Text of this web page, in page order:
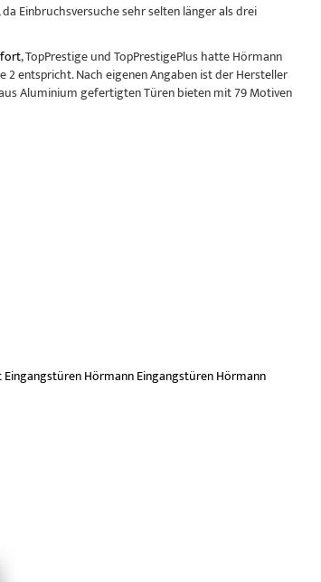
Einbruchsversuche sehr selten länger als drei
, TopPrestige und TopPrestigePlus hatte Hörmann
entspricht. Nach eigenen Angaben ist der Hersteller
Aluminium gefertigten Türen bieten mit 79 Motiven
EingangstürenHörmann EingangstürenHörmann